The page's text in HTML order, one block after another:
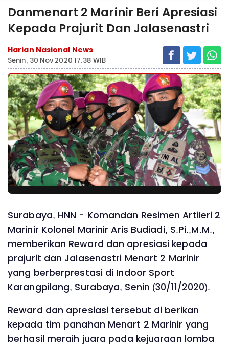
Danmenart 2 Marinir Beri Apresiasi
Kepada Prajurit Dan Jalasenastri
Harian Nasional News
Senin, 30 Nov 2020 17:38 WIB
Surabaya, HNN - Komandan Resimen Artileri 2
Marinir Kolonel Marinir Aris Budiadi, S.Pi.,M.M.,
memberikan Reward dan apresiasi kepada
prajurit dan Jalasenastri Menart 2 Marinir
yang berberprestasi di Indoor Sport
Karangpilang, Surabaya, Senin (30/11/2020).
Reward dan apresiasi tersebut di berikan
kepada tim panahan Menart 2 Marinir yang
berhasil meraih juara pada kejuaraan lomba